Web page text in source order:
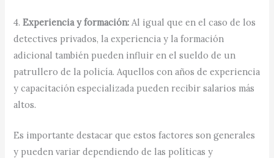
4.Experiencia y formación: Al igual que en el caso de los
detectives privados, la experiencia y la formación
adicional también pueden influir en el sueldo de un
patrullero de la policía. Aquellos con años de experiencia
y capacitación especializada pueden recibir salarios más
altos.
Es importante destacar que estos factores son generales
y pueden variar dependiendo de las políticas y